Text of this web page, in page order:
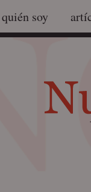
quién soy